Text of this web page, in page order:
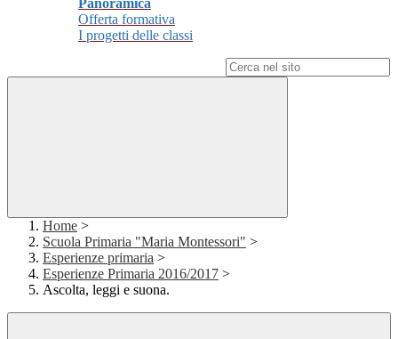
Panoramica
Offerta formativa
I progetti delle classi
Home >
Scuola Primaria "Maria Montessori" >
Esperienze primaria >
Esperienze Primaria 2016/2017 >
Ascolta, leggi e suona.